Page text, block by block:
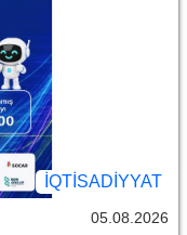
İQTİSADİYYAT
05.08.2026